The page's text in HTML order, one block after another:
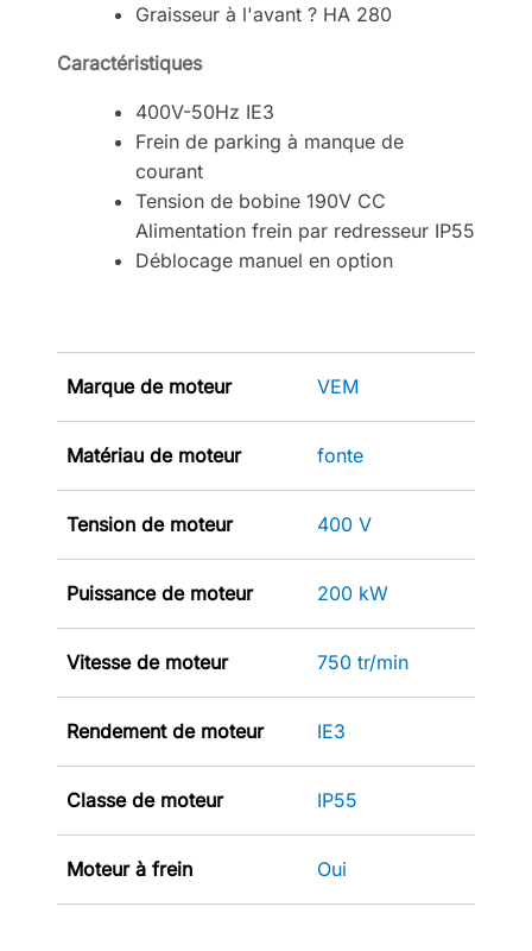
Graisseur à l'avant ? HA 280
Caractéristiques
400V-50Hz IE3
Frein de parking à manque de
courant
Tension de bobine 190V CC
Alimentation frein par redresseur IP55
Déblocage manuel en option
Marque de moteur VEM
Matériau de moteur fonte
Tension de moteur 400 V
Puissance de moteur 200 kW
Vitesse de moteur 750 tr/min
Rendement de moteur IE3
Classe de moteur IP55
Moteur à frein Oui